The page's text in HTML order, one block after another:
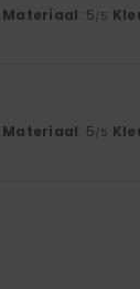
Materiaal: 5/5
Materiaal: 5/5